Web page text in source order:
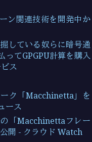
ン関連技術を開発中か
している奴らに暗号通
ってGPGPU計算を購入
ス
ク「Macchinetta」を
ース
「Macchinettaフレー
開 - クラウド Watch